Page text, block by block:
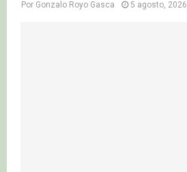
Por Gonzalo Royo Gasca 5 agosto, 2026